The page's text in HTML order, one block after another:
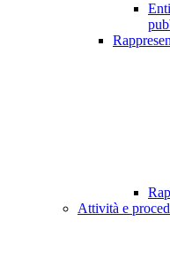
Attività e